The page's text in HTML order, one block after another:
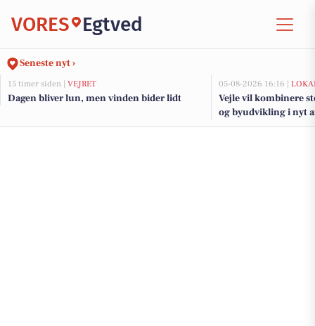
VORES Egtved
Seneste nyt ›
15 timer siden | VEJRET
Dagen bliver lun, men vinden bider lidt
05-08-2026 16:16 |
Vejle vil kombinere
og byudvikling i nyt
fjorden